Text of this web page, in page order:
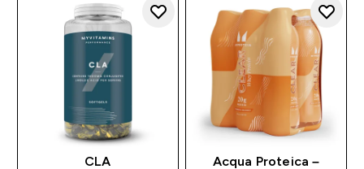
CLA
Acqua Proteica –